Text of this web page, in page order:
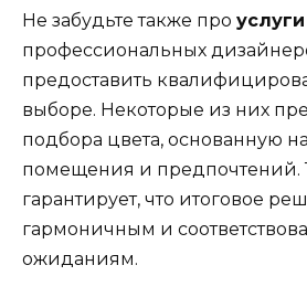
Не забудьте также про услуги
профессиональных
предоставить
выборе. Некоторые из них
подбора цвета, основанную
помещения и предпочтений.
гарантирует, что итоговое
гармоничным и
ожиданиям.